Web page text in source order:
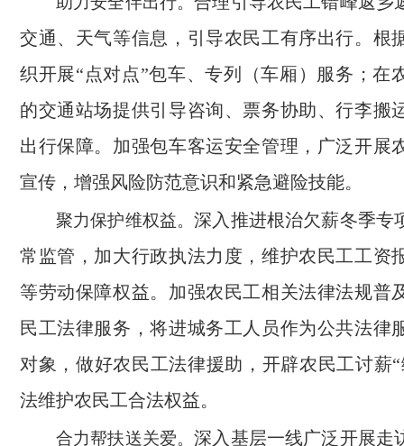
交通、天气等信息，引导农民工有序出行。根
织开展“点对点”包车、专列（车厢）服务；在
的交通站场提供引导咨询、票务协助、行李搬
出行保障。加强包车客运安全管理，广泛开展
宣传，增强风险防范意识和紧急避险技能。
聚力保护维权益。深入推进根治欠薪冬季专
常监管，加大行政执法力度，维护农民工工资
等劳动保障权益。加强农民工相关法律法规普
民工法律服务，将进城务工人员作为公共法律
对象，做好农民工法律援助，开辟农民工讨薪
法维护农民工合法权益。
合力帮扶送关爱。深入基层一线广泛开展走